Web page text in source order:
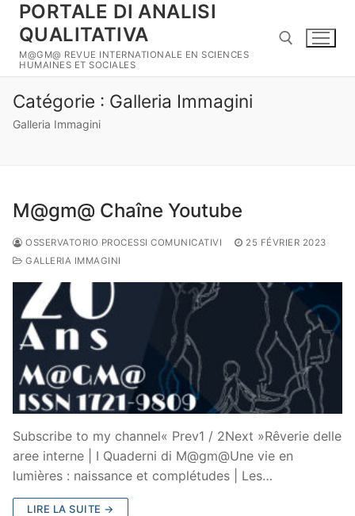
Aller
contenu
PORTALE DI ANALISI
QUALITATIVA
M@GM@ REVUE INTERNATIONALE EN SCIENCES
HUMAINES ET SOCIALES
Rechercher :
Catégorie : Galleria Immagini
Galleria Immagini
M@gm@ Chaîne Youtube
OSSERVATORIO PROCESSI COMUNICATIVI
25 FÉVRIER 2023
GALLERIA IMMAGINI
Subscribe to my channel« Prev1 / 2Next »Rêverie delle
aree interne | I Quaderni di M@gm@Une vie en
lumières : naissance et complétudes | Les…
LIRE LA SUITE →